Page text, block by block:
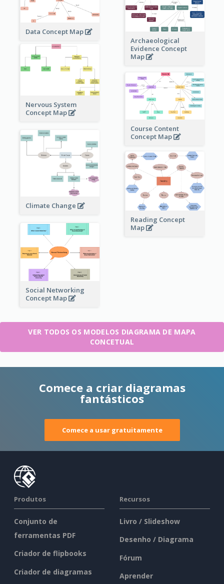
Data Concept Map
Archaeological
Evidence Concept
Map
Nervous System
Concept Map
Course Content
Concept Map
Climate Change
Reading Concept
Map
Social Networking
Concept Map
VER TODOS OS MODELOS DIAGRAMA DE MAPA
CONCETUAL
Comece a criar diagramas
fantásticos
Comece a usar gratuitamente
Produtos
Conjunto de
ferramentas PDF
Criador de flipbooks
Criador de diagramas
Recursos
Livro / Slideshow
Desenho / Diagrama
Fórum
Aprender